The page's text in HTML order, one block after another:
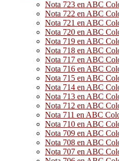
Nota 723 en ABC
Nota 722 en ABC
Nota 721 en ABC
Nota 720 en ABC
Nota 719 en ABC
Nota 718 en ABC
Nota 717 en ABC
Nota 716 en ABC
Nota 715 en ABC
Nota 714 en ABC
Nota 713 en ABC
Nota 712 en ABC
Nota 711 en ABC
Nota 710 en ABC
Nota 709 en ABC
Nota 708 en ABC
Nota 707 en ABC